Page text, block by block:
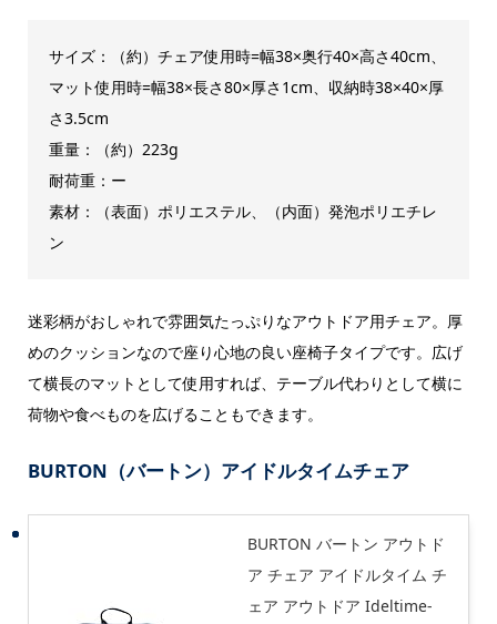
サイズ：（約） チェア使用時=幅38×奥行40×高さ40cm、
マット使用時=幅38×長さ80×厚さ1cm、収納時38×40×厚
さ3.5cm
重量：（約）223g
耐荷重：ー
素材：（表面）ポリエステル、（内面）発泡ポリエチレ
ン
迷彩柄がおしゃれで雰囲気たっぷりなアウトドア用チェア。厚
めのクッションなので座り心地の良い座椅子タイプです。広げ
て横長のマットとして使用すれば、テーブル代わりとして横に
荷物や食べものを広げることもできます。
BURTON（バートン）アイドルタイムチェア
BURTON バートン アウトド
ア チェア アイドルタイム チ
ェア アウトドア Ideltime-